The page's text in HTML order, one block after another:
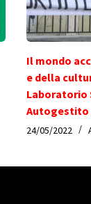
Il mondo
e della
Laboratorio
Autogestito
24/05/2022